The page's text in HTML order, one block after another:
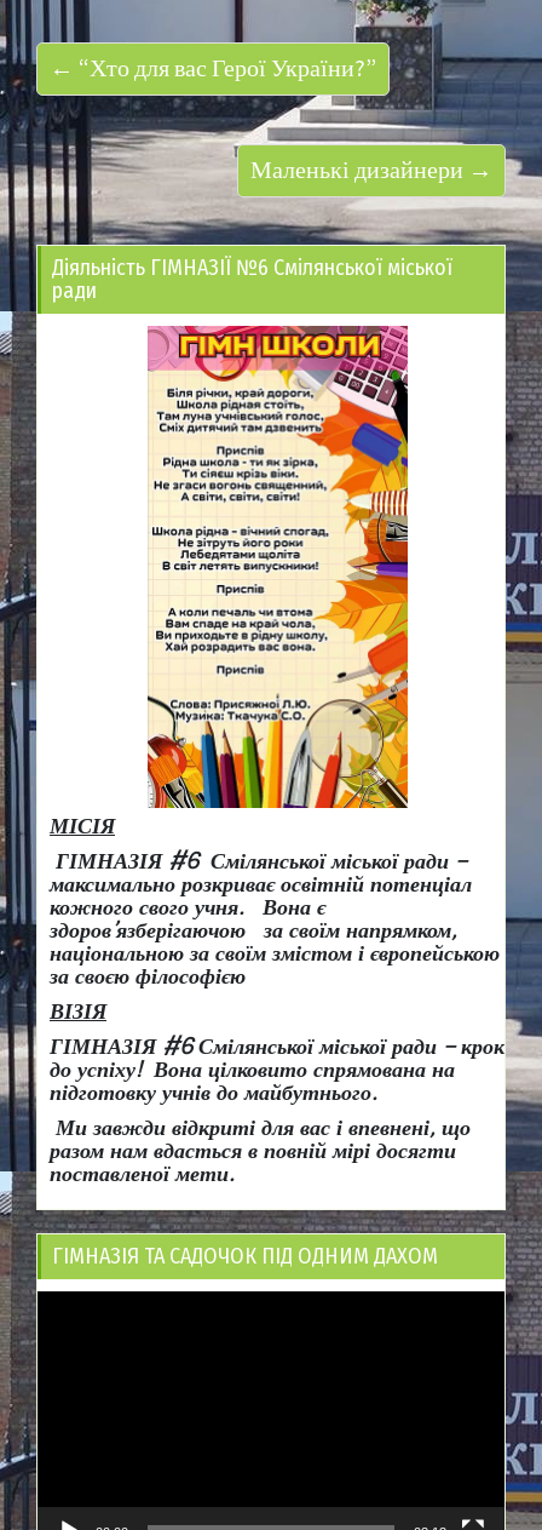
← “Хто для вас Герої України?”
Маленькі дизайнери →
Діяльність ГІМНАЗІЇ №6 Смілянської міської
ради
МІСІЯ
ГІМНАЗІЯ #6 Смілянської міської ради –
максимально розкриває освітній потенціал
кожного свого учня.
Вона є
здоров’язберігаючою за своїм напрямком,
національною за своїм змістом і європейською
за своєю філософією
ВІЗІЯ
ГІМНАЗІЯ #6 Смілянської міської ради – крок
до успіху! Вона цілковито спрямована на
підготовку учнів до майбутнього.
Ми завжди відкриті для вас і впевнені, що
разом нам вдасться в повній мірі досягти
поставленої мети.
ГІМНАЗІЯ ТА САДОЧОК ПІД ОДНИМ ДАХОМ